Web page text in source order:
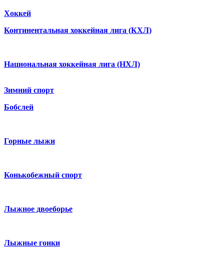
Хоккей
Континентальная хоккейная лига (КХЛ)
Национальная хоккейная лига (НХЛ)
Зимний спорт
Бобслей
Горные лыжи
Конькобежный спорт
Лыжное двоеборье
Лыжные гонки